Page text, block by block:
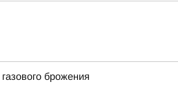
брожения